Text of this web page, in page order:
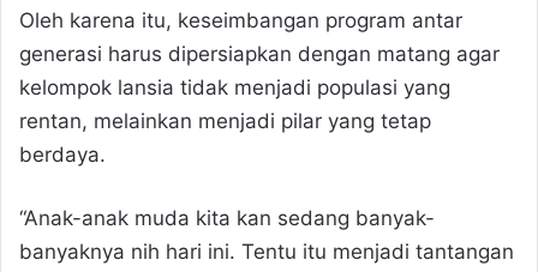
Oleh karena itu, keseimbangan program antar
generasi harus dipersiapkan dengan matang agar
kelompok lansia tidak menjadi populasi yang
rentan, melainkan menjadi pilar yang tetap
berdaya.
“Anak-anak muda kita kan sedang banyak-
banyaknya nih hari ini. Tentu itu menjadi tantangan